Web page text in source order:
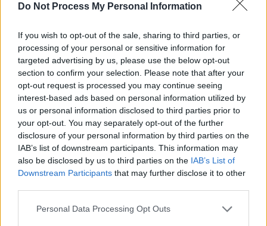
Do Not Process My Personal Information
If you wish to opt-out of the sale, sharing to third parties, or
processing of your personal or sensitive information for
targeted advertising by us, please use the below opt-out
section to confirm your selection. Please note that after your
opt-out request is processed you may continue seeing
interest-based ads based on personal information utilized by
us or personal information disclosed to third parties prior to
your opt-out. You may separately opt-out of the further
disclosure of your personal information by third parties on the
IAB’s list of downstream participants. This information may
also be disclosed by us to third parties on the IAB’s List of
Downstream Participants that may further disclose it to other
Please note that this website/app uses one or more Google
Personal Data Processing Opt Outs
Σελίν Ντιόν: Βρέθηκε σε συναυλία
παρατεταμένο χειροκρότημα
Το χρονικό της υπόθεσης
Η υπόθεση αφορά σε νομική διαμάχη που
ξέσπασε το 2024, όταν η Λάιβλι κατέθεσε
μήνυση κατά του Μπαλντόνιγια σεξουαλική
παρενόχληση και αντίποινα, με τον ίδιο να
αρνείται τις κατηγορίες. Σε απάντηση, ο
Μπαλντόνι προσέφυγε νομικά,